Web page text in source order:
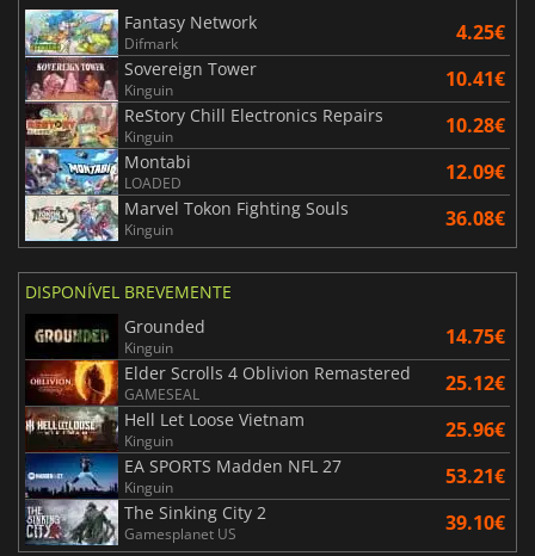
Fantasy Network
Difmark 4.25€
Sovereign Tower
Kinguin 10.41€
ReStory Chill Electronics Repairs
Kinguin 10.28€
Montabi
LOADED 12.09€
Marvel Tokon Fighting Souls
Kinguin 36.08€
DISPONÍVEL BREVEMENTE
Grounded
Kinguin 14.75€
Elder Scrolls 4 Oblivion Remastered
GAMESEAL 25.12€
Hell Let Loose Vietnam
Kinguin 25.96€
EA SPORTS Madden NFL 27
Kinguin 53.21€
The Sinking City 2
Gamesplanet US 39.10€